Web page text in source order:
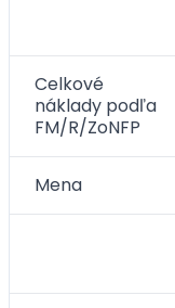
Celkové
náklady podľa
FM/R/ZoNFP
Mena